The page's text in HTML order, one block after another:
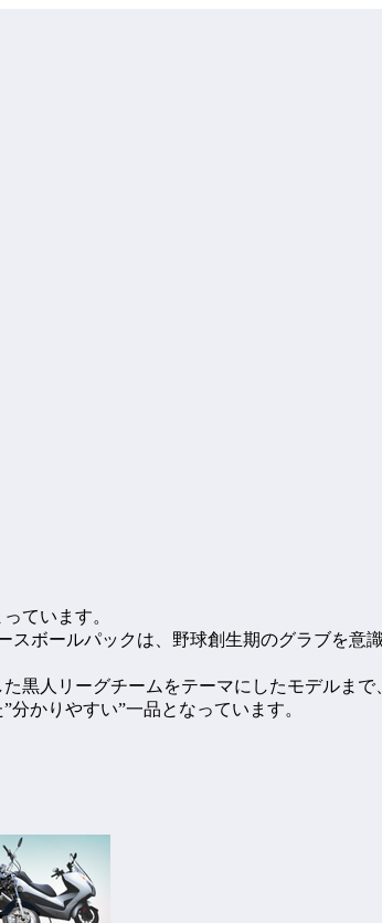
ています。
ボールパックは、野球創生期のグラブを意
人リーグチームをテーマにしたモデルまで
かりやすい”一品となっています。